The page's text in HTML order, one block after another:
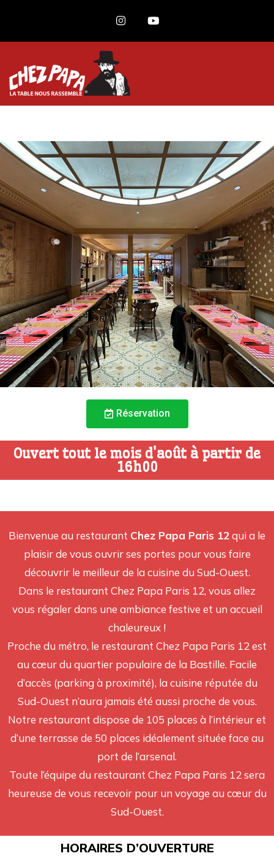
Réservation
Ouvert tout le mois d'août à partir de
16h00
Bienvenue au restaurant Chez Papa Paris 12qui a le
plaisir de vous ouvrir ses portes pour vous faire
découvrir le meilleur de la cuisine du Sud-Ouest.
Dans le restaurant Chez Papa Paris 12, vous allez
vous régaler dans une ambiance festive et un accueil
chaleureux !
Proche du métro, le restaurant Chez Papa Paris 12 est
au cœur du quartier populaire de la Bastille. Facile
d’accès (parking à proximité), la cuisine réputée du
Sud-Ouest n’aura jamais été aussi proche de vous.
Notre restaurant dispose de 105 places à l’intérieur et
d’une terrasse de 50 places idéalement située face au
port de l’arsenal.
Toute l’équipe du restaurant Chez Papa Paris 12 sera
heureuse de vous recevoir pour un voyage au cœur du
Sud-Ouest.
HORAIRES D’OUVERTURE